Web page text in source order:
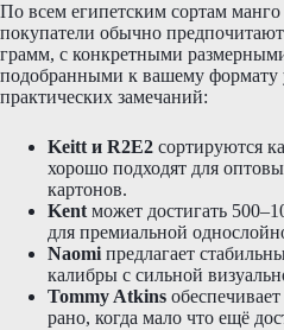
По всем египетским сортам
покупатели обычно
грамм, с конкретными
подобранными к вашему формату
практических замечаний:
Keitt и R2E2 сортируются
хорошо подходят для
картонов.
Kent может достигать
для премиальной
Naomi предлагает
калибры с сильной
Tommy Atkins
рано, когда мало что ещё